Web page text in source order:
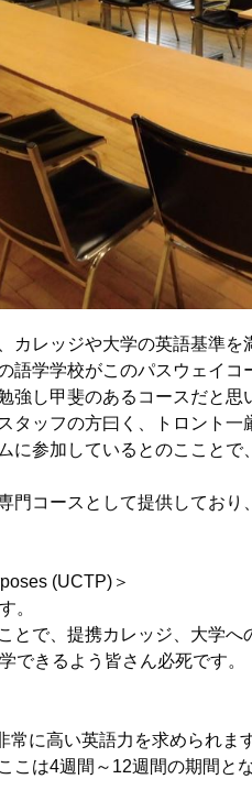
カレッジや大学の英語基準
語学学校がこのパスウェイ
強し甲斐のあるコースだと思
タッフの方曰く、トロント
に参加しているとのこことで
門コースとして提供してお
(UCTP)＞
。
とで、提携カレッジ、大学
できるよう皆さん必死です。
常に高い英語力を求められま
こは4週間～12週間の期間と